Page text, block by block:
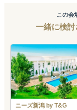
この会
一緒に検
ニーズ新潟 by T&G